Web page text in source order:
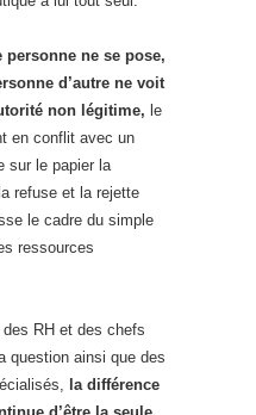
personne ne se pose,
d’autre ne voit
non légitime, le
en conflit avec un
sur le papier la
refuse et la rejette
le cadre du simple
ressources
des RH et des chefs
question ainsi que des
la différence